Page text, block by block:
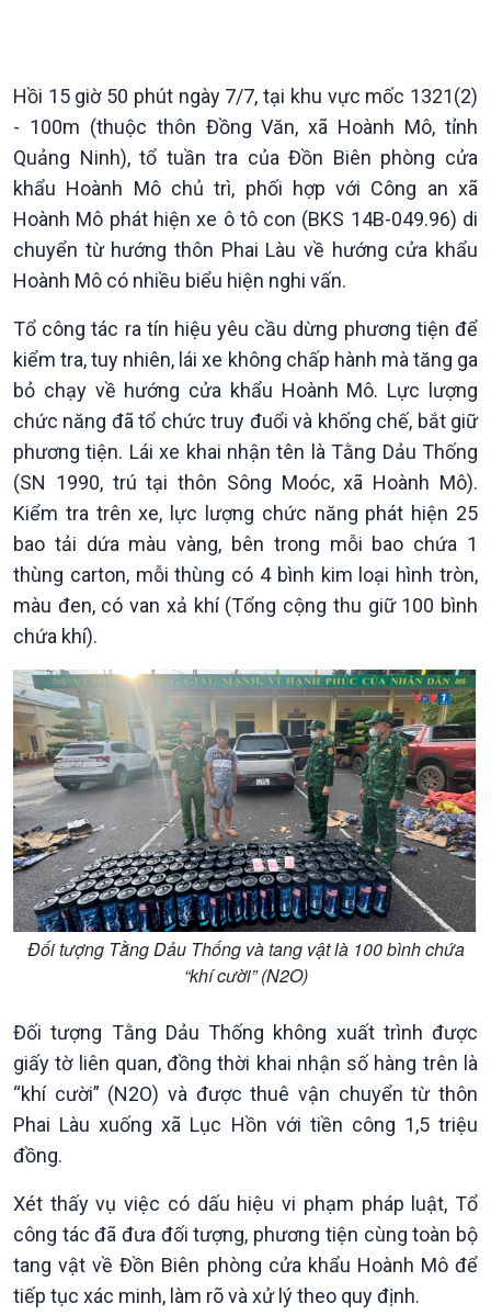
Chính trị
Tin Chính trị
Chính phủ với người dân
Quốc hội với cử tri
Xây dựng đảng
Đảng trong cuộc sống
Nhận diện sự thật
Pháp luật và đời sống
Thế giới
Tin thế giới
Vấn đề quốc tế
Hồ sơ sự kiện quốc tế
Thế giới & Việt Nam
Biên cương - Một dải vững
bền
Kinh tế
Tin Kinh tế
Trước giờ mở cửa
Dòng chảy Kinh tế
Sức sống hàng Việt
Khởi nghiệp
Tuyên chiến với gian lận
thương mại
Nông nghiệp & Biển đảo
Tin Nông nghiệp & Biển
đảo
Mùa vàng
Biển đảo Việt Nam
Tâm tình biên giới và hải
đảo
Tìm hiểu biển, đảo Việt
Nam
Xã hội
Tin Đời sống & Xã hội
Khoa học & Công nghệ
Tin Khoa học & Công nghệ
Hồi 15 giờ 50 phút ngày 7/7, tại khu vực mốc 1321(2)
- 100m (thuộc thôn Đồng Văn, xã Hoành Mô, tỉnh
Quảng Ninh), tổ tuần tra của Đồn Biên phòng cửa
khẩu Hoành Mô chủ trì, phối hợp với Công an xã
Hoành Mô phát hiện xe ô tô con (BKS 14B-049.96) di
chuyển từ hướng thôn Phai Làu về hướng cửa khẩu
Hoành Mô có nhiều biểu hiện nghi vấn.
Tổ công tác ra tín hiệu yêu cầu dừng phương tiện để
kiểm tra, tuy nhiên, lái xe không chấp hành mà tăng ga
bỏ chạy về hướng cửa khẩu Hoành Mô. Lực lượng
chức năng đã tổ chức truy đuổi và khống chế, bắt giữ
phương tiện. Lái xe khai nhận tên là Tằng Dảu Thống
(SN 1990, trú tại thôn Sông Moóc, xã Hoành Mô).
Kiểm tra trên xe, lực lượng chức năng phát hiện 25
bao tải dứa màu vàng, bên trong mỗi bao chứa 1
thùng carton, mỗi thùng có 4 bình kim loại hình tròn,
màu đen, có van xả khí (Tổng cộng thu giữ 100 bình
chứa khí).
Đối tượng Tằng Dảu Thống và tang vật là 100 bình chứa
“khí cười” (N2O)
Đối tượng Tằng Dảu Thống không xuất trình được
giấy tờ liên quan, đồng thời khai nhận số hàng trên là
“khí cười” (N2O) và được thuê vận chuyển từ thôn
Phai Làu xuống xã Lục Hồn với tiền công 1,5 triệu
đồng.
Xét thấy vụ việc có dấu hiệu vi phạm pháp luật, Tổ
công tác đã đưa đối tượng, phương tiện cùng toàn bộ
tang vật về Đồn Biên phòng cửa khẩu Hoành Mô để
tiếp tục xác minh, làm rõ và xử lý theo quy định.